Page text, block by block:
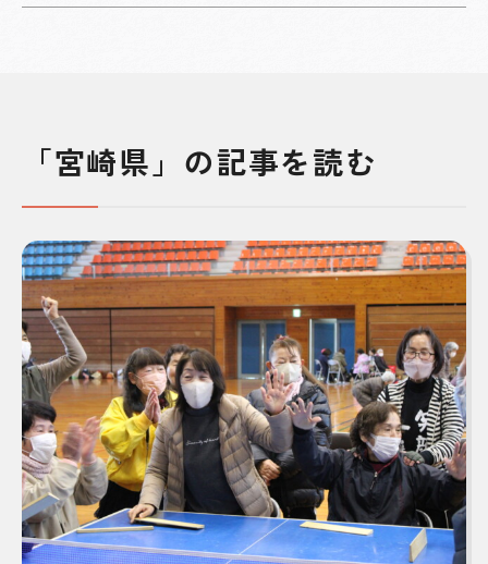
「宮崎県」の記事を読む